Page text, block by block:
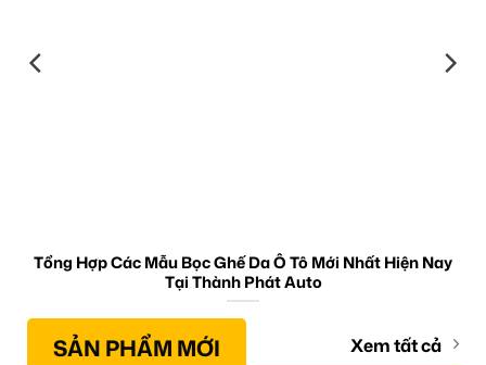
Tổng Hợp Các Mẫu Bọc Ghế Da Ô Tô Mới Nhất Hiện Nay
Tại Thành Phát Auto
SẢN PHẨM MỚI Xem tất cả